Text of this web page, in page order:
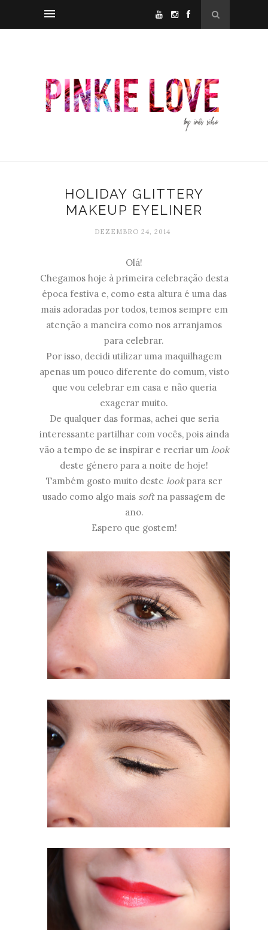
HOLIDAY GLITTERY
MAKEUP EYELINER
DEZEMBRO 24, 2014
Olá!
Chegamos hoje à primeira celebração desta
época festiva e, como esta altura é uma das
mais adoradas por todos, temos sempre em
atenção a maneira como nos arranjamos
para celebrar.
Por isso, decidi utilizar uma maquilhagem
apenas um pouco diferente do comum, visto
que vou celebrar em casa e não queria
exagerar muito.
De qualquer das formas, achei que seria
interessante partilhar com vocês, pois ainda
vão a tempo de se inspirar e recriar um look
deste género para a noite de hoje!
Também gosto muito deste lookpara ser
usado como algo mais soft na passagem de
ano.
Espero que gostem!